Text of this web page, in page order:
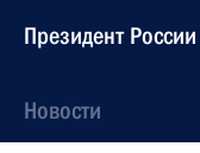
Президент России
Новости